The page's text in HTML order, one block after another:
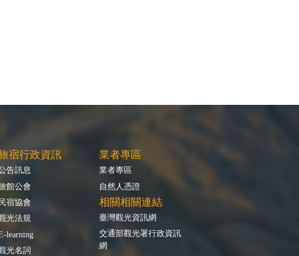
宿行政資訊
告訊息
館公會
民宿協會
光法規
learning
光名詞
業者專區
業者專區
自然人憑證
相關相關連結
臺灣觀光資訊網
交通部觀光署行政資訊
網